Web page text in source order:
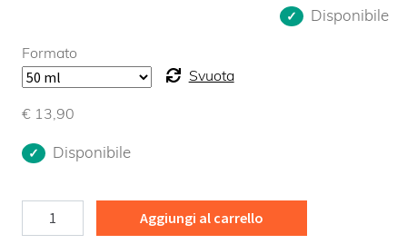
Disponibile
Formato
Svuota
€ 13,90
Disponibile
Marrubio
TM
Aggiungi al carrello